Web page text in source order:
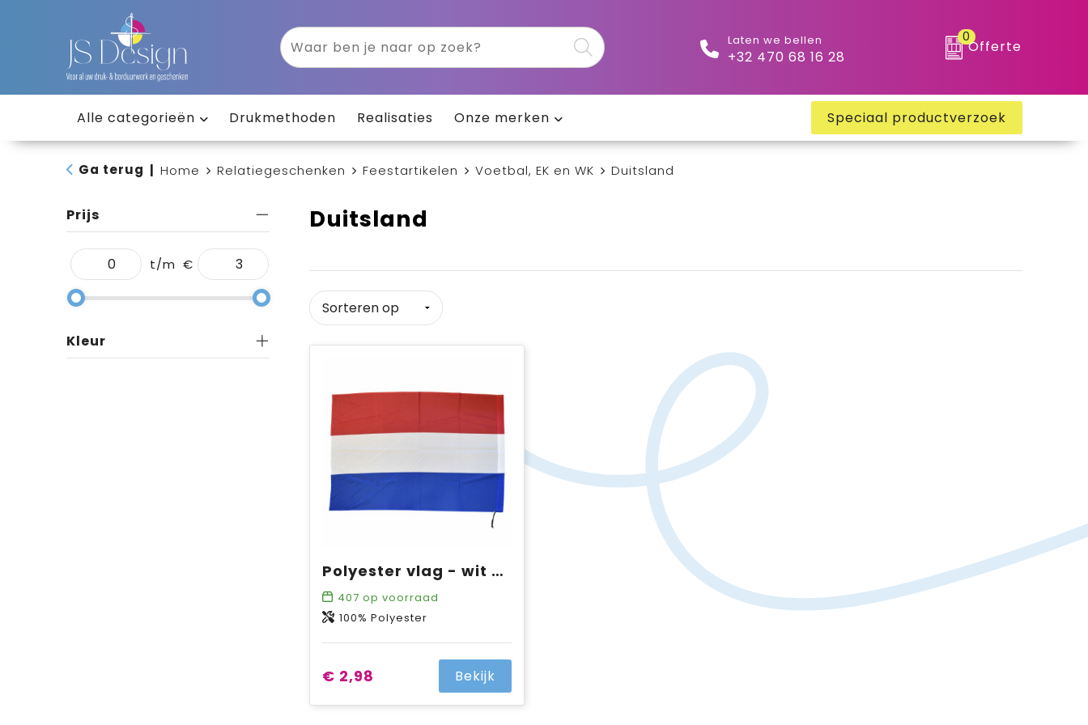
Laten we bellen
+32 470 68 16 28
0
Offerte
Alle categorieën Drukmethoden Realisaties Onze merken Speciaal productverzoek
Ga terug Home Relatiegeschenken Feestartikelen Voetbal, EK en WK Duitsland
Prijs
t/m €
Kleur
Duitsland
Polyester vlag - wit - 150 x 100 CM
407 op voorraad
100% Polyester
€ 2,98 Bekijk